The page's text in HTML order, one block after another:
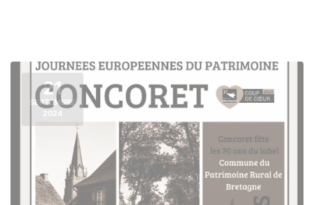
21
SEPTEMBRE
2024